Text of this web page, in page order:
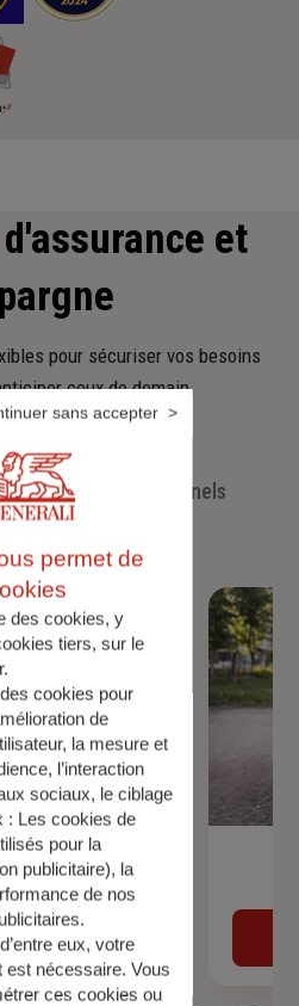
d'assurance et
pour sécuriser vos besoins
ceux de demain.
Pour les professionnels
de la Vie
permet de
des cookies, y
tiers, sur le
cookies pour
de
la mesure et
l’interaction
sociaux, le ciblage
: Les cookies de
pour la
publicitaire), la
de nos
eux, votre
est nécessaire. Vous
ces cookies ou
sans accepter